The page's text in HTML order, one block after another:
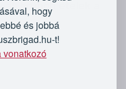
hogy
és jobbá
t!
vonatkozó
brunch ételek a